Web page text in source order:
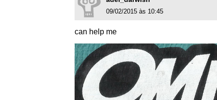
09/02/2015 às 10:45
can help me